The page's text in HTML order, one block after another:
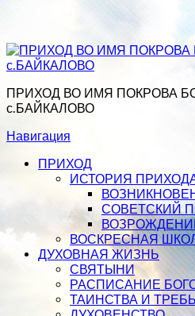
ПРИХОД ВО ИМЯ ПОКРОВА
с.БАЙКАЛОВО
Навигация
ПРИХОД
ИСТОРИЯ
СОВЕТСКИЙ
ВОСКРЕСНАЯ
ДУХОВНАЯ ЖИЗНЬ
СВЯТЫНИ
РАСПИСАНИЕ
ТАИНСТВА И